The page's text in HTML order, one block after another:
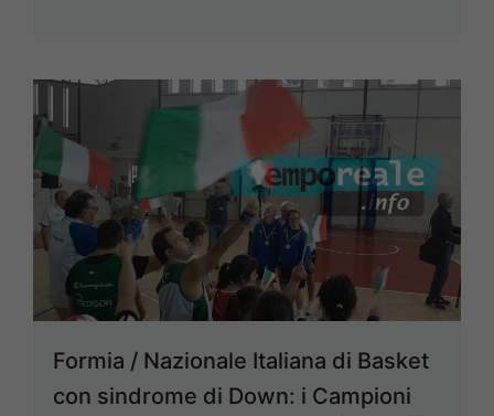
Formia / Nazionale Italiana di Basket
con sindrome di Down: i Campioni